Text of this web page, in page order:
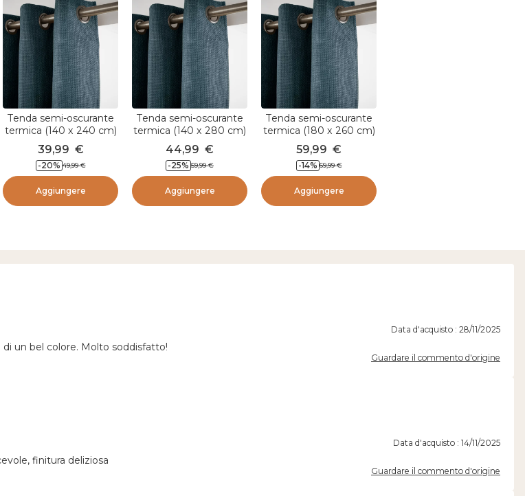
Tenda semi-oscurante
termica (140 x 240 cm)
Alba Blu
39,99 €
-20% 49,99 €
Aggiungere
Tenda semi-oscurante
termica (140 x 280 cm)
Alba Blu
44,99 €
-25% 59,99 €
Aggiungere
Tenda semi-oscurante
termica (180 x 260 cm)
Alba Blu
59,99 €
-14% 69,99 €
Aggiungere
Data d'acquisto : 28/11/2025
di un bel colore. Molto soddisfatto!
Guardare il commento d'origine
Data d'acquisto : 14/11/2025
finitura deliziosa
Guardare il commento d'origine